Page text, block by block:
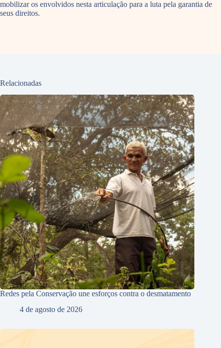
mobilizar os envolvidos nesta articulação para a luta pela garantia de
seus direitos.
Relacionadas
Redes pela Conservação une esforços contra o desmatamento
4 de agosto de 2026